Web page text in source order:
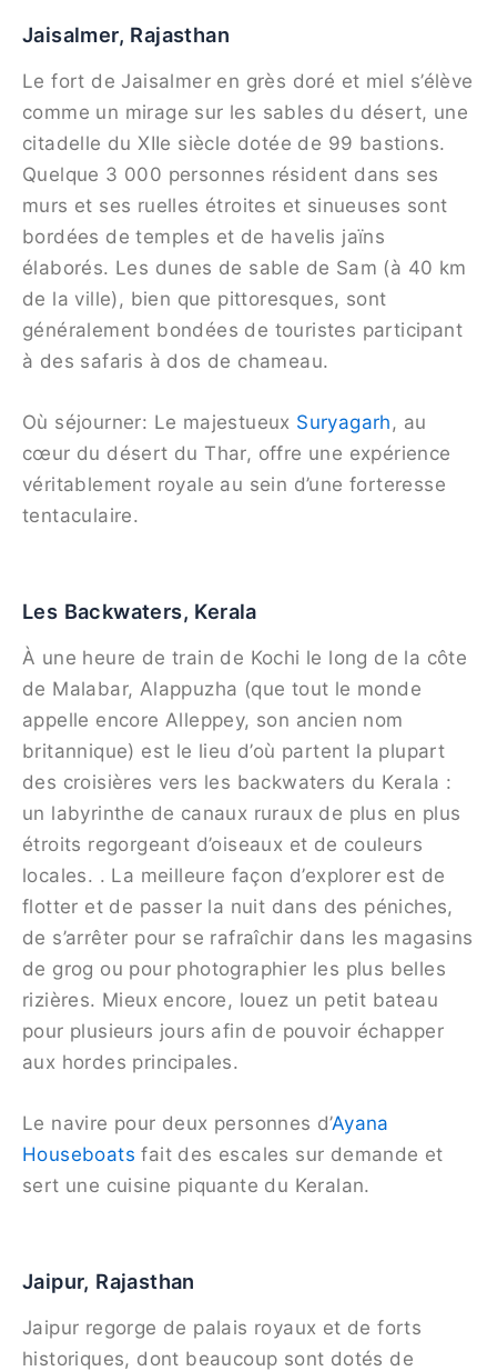
Jaisalmer, Rajasthan
Le fort de Jaisalmer en grès doré et miel s’élève
comme un mirage sur les sables du désert, une
citadelle du XIIe siècle dotée de 99 bastions.
Quelque 3 000 personnes résident dans ses
murs et ses ruelles étroites et sinueuses sont
bordées de temples et de havelis jaïns
élaborés. Les dunes de sable de Sam (à 40 km
de la ville), bien que pittoresques, sont
généralement bondées de touristes participant
à des safaris à dos de chameau.
Où séjourner: Le majestueux Suryagarh , au
cœur du désert du Thar, offre une expérience
véritablement royale au sein d’une forteresse
tentaculaire.
Les Backwaters, Kerala
À une heure de train de Kochi le long de la côte
de Malabar, Alappuzha (que tout le monde
appelle encore Alleppey, son ancien nom
britannique) est le lieu d’où partent la plupart
des croisières vers les backwaters du Kerala :
un labyrinthe de canaux ruraux de plus en plus
étroits regorgeant d’oiseaux et de couleurs
locales. . La meilleure façon d’explorer est de
flotter et de passer la nuit dans des péniches,
de s’arrêter pour se rafraîchir dans les magasins
de grog ou pour photographier les plus belles
rizières. Mieux encore, louez un petit bateau
pour plusieurs jours afin de pouvoir échapper
aux hordes principales.
Le navire pour deux personnes d’Ayana
Houseboats fait des escales sur demande et
sert une cuisine piquante du Keralan.
Jaipur, Rajasthan
Jaipur regorge de palais royaux et de forts
historiques, dont beaucoup sont dotés de